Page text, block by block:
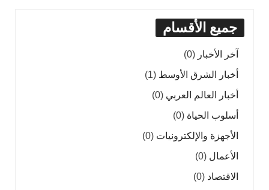
جميع الأقسام
آخر الأخبار (0)
أخبار الشرق الأوسط (1)
أخبار العالم العربي (0)
أسلوب الحياة (0)
الأجهزة والإلكترونيات (0)
الأعمال (0)
الاقتصاد (0)